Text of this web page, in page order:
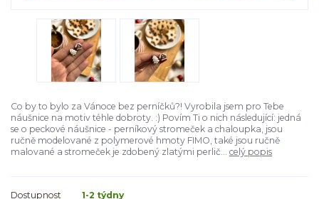
Co by to bylo za Vánoce bez perníčků?! Vyrobila jsem pro Tebe
náušnice na motiv téhle dobroty. :) Povím Ti o nich následující: jedná
se o peckové náušnice - perníkový stromeček a chaloupka, jsou
ručně modelované z polymerové hmoty FIMO, také jsou ručně
malované a stromeček je zdobený zlatými perlič... celý popis
Dostupnost 1-2 týdny